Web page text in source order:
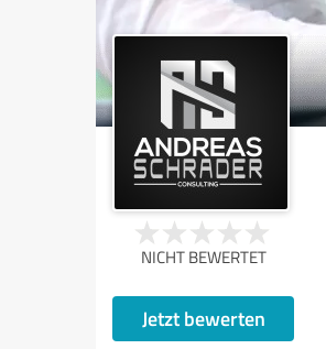
NICHT BEWERTET
Jetzt bewerten